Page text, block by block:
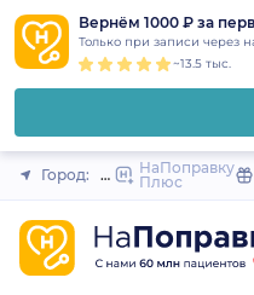
Вернём 1000 ₽ за
Только при записи через
~13.5 тыс.
Город: МоскваНаПоправку
Плюс